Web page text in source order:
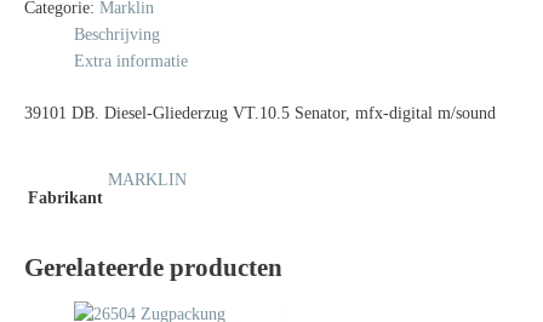
Categorie: Marklin
Beschrijving
Extra informatie
39101 DB. Diesel-Gliederzug VT.10.5 Senator, mfx-digital m/sound
Fabrikant
MARKLIN
Gerelateerde producten